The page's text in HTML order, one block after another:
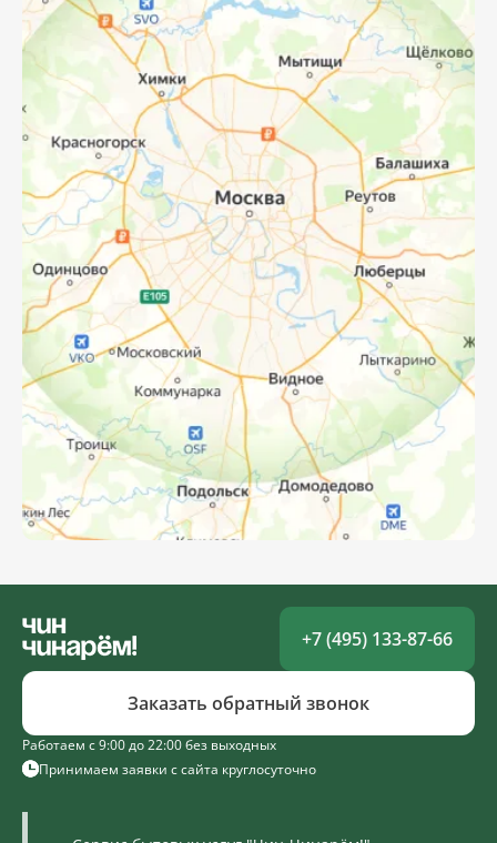
Работаем с 9:00 до 22:00 без выходных
Принимаем заявки с сайта круглосуточно
+7 (495) 133-87-66
Заказать обратный звонок